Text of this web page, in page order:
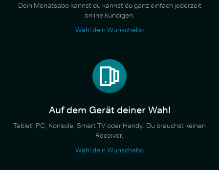
Dein Monatsabo kannst du kannst du ganz einfach jederzeit
online kündigen.
Wähl dein Wunschabo
Auf dem Gerät deiner Wahl
Tablet, PC, Konsole, Smart TV oder Handy. Du brauchst keinen
Receiver.
Wähl dein Wunschabo